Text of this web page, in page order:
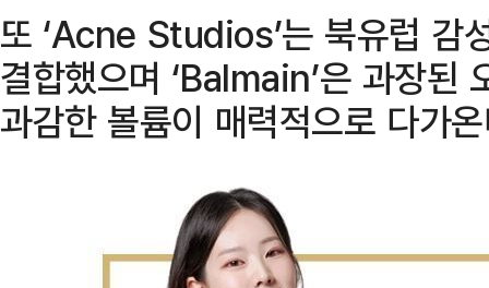
또 ‘Acne Studios’는 북유럽 감
결합했으며 ‘Balmain’은 과장된
과감한 볼륨이 매력적으로 다가